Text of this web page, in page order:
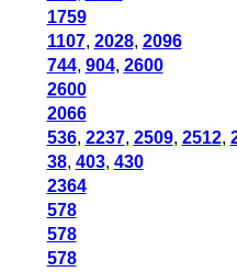
1759
1107, 2028, 2096
744, 904, 2600
2600
2066
536, 2237, 2509, 2512,
38, 403, 430
2364
578
578
578